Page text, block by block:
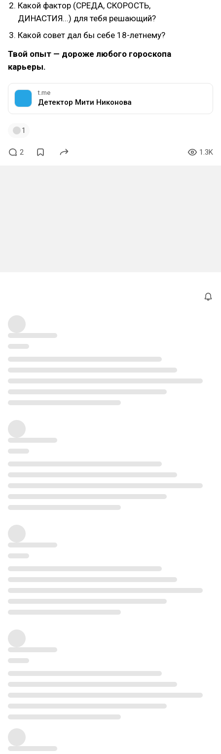
Какой фактор (СРЕДА, СКОРОСТЬ,
ДИНАСТИЯ...) для тебя решающий?
Какой совет дал бы себе 18-летнему?
Твой опыт — дороже любого гороскопа
карьеры.
t.me
Детектор Мити Никонова
1
2 1.3K